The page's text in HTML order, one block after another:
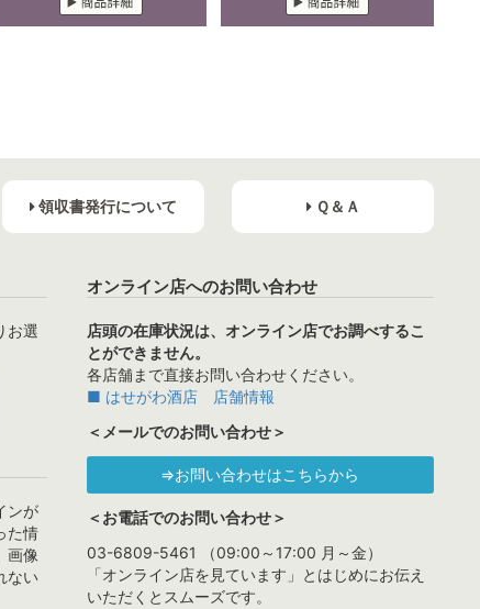
領収書発行について Ｑ＆Ａ
お選
ンが
た情
画像
ない
オンライン店へのお問い合わせ
店頭の在庫状況は、オンライン店でお調べするこ
とができません。
各店舗まで直接お問い合わせください。
■ はせがわ酒店 店舗情報
＜メールでのお問い合わせ＞
⇒お問い合わせはこちらから
＜お電話でのお問い合わせ＞
03-6809-5461 （09:00～17:00 月～金）
「オンライン店を見ています」とはじめにお伝え
いただくとスムーズです。